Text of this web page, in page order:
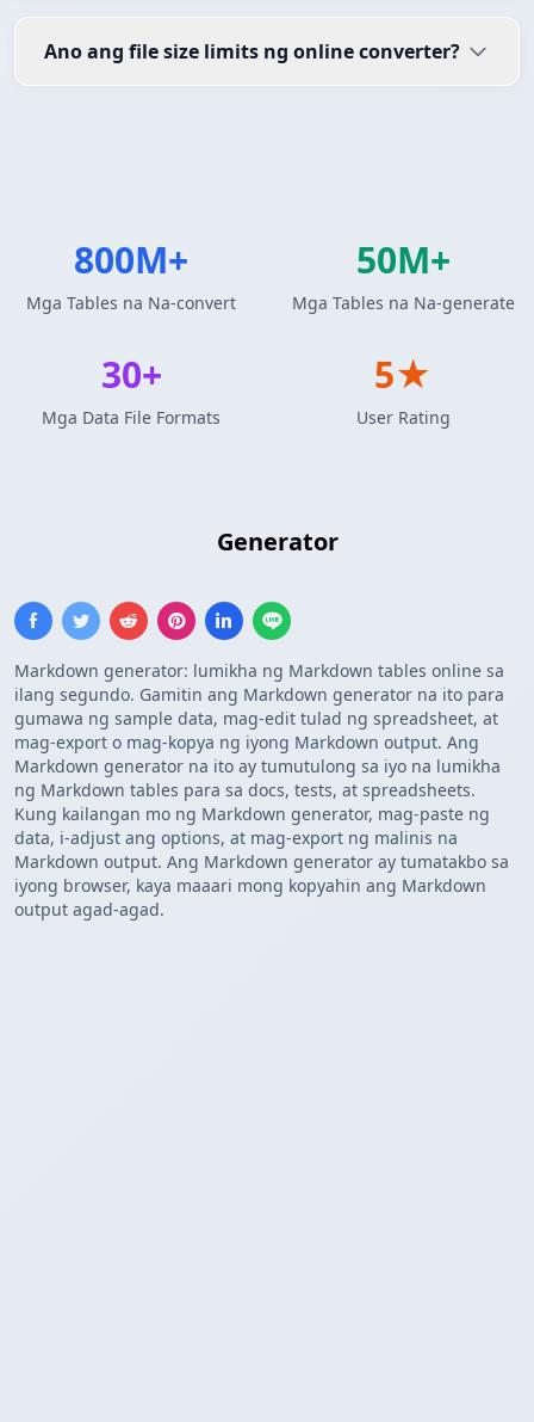
Generator
Markdown generator: lumikha ng Markdown tables online sa
ilang segundo. Gamitin ang Markdown generator na ito para
gumawa ng sample data, mag-edit tulad ng spreadsheet, at
mag-export o mag-kopya ng iyong Markdown output. Ang
Markdown generator na ito ay tumutulong sa iyo na lumikha
ng Markdown tables para sa docs, tests, at spreadsheets.
Kung kailangan mo ng Markdown generator, mag-paste ng
data, i-adjust ang options, at mag-export ng malinis na
Markdown output. Ang Markdown generator ay tumatakbo sa
iyong browser, kaya maaari mong kopyahin ang Markdown
output agad-agad.
Ano ang file size limits ng online converter?
800M+
Mga Tables na Na-convert
50M+
Mga Tables na Na-generate
30+
Mga Data File Formats
5★
User Rating